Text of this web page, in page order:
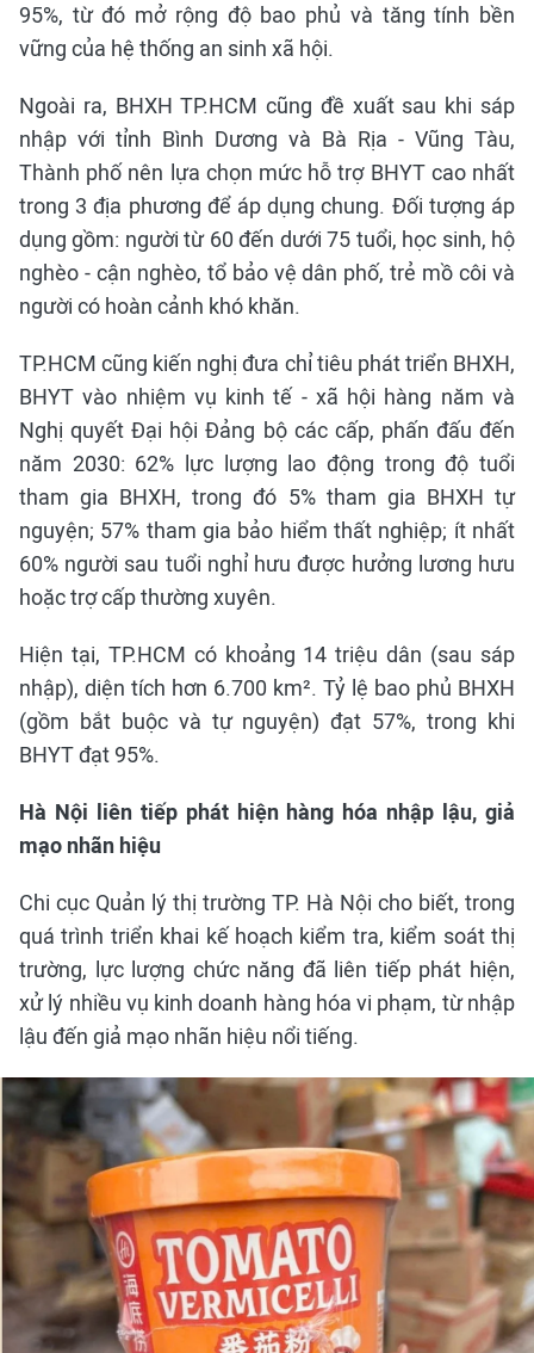
95%, từ đó mở rộng độ bao phủ và tăng tính bền
vững của hệ thống an sinh xã hội.
Ngoài ra, BHXH TP.HCM cũng đề xuất sau khi sáp
nhập với tỉnh Bình Dương và Bà Rịa - Vũng Tàu,
Thành phố nên lựa chọn mức hỗ trợ BHYT cao nhất
trong 3 địa phương để áp dụng chung. Đối tượng áp
dụng gồm: người từ 60 đến dưới 75 tuổi, học sinh, hộ
nghèo - cận nghèo, tổ bảo vệ dân phố, trẻ mồ côi và
người có hoàn cảnh khó khăn.
TP.HCM cũng kiến nghị đưa chỉ tiêu phát triển BHXH,
BHYT vào nhiệm vụ kinh tế - xã hội hàng năm và
Nghị quyết Đại hội Đảng bộ các cấp, phấn đấu đến
năm 2030: 62% lực lượng lao động trong độ tuổi
tham gia BHXH, trong đó 5% tham gia BHXH tự
nguyện; 57% tham gia bảo hiểm thất nghiệp; ít nhất
60% người sau tuổi nghỉ hưu được hưởng lương hưu
hoặc trợ cấp thường xuyên.
Hiện tại, TP.HCM có khoảng 14 triệu dân (sau sáp
nhập), diện tích hơn 6.700 km². Tỷ lệ bao phủ BHXH
(gồm bắt buộc và tự nguyện) đạt 57%, trong khi
BHYT đạt 95%.
Hà Nội liên tiếp phát hiện hàng hóa nhập lậu, giả
mạo nhãn hiệu
Chi cục Quản lý thị trường TP. Hà Nội cho biết, trong
quá trình triển khai kế hoạch kiểm tra, kiểm soát thị
trường, lực lượng chức năng đã liên tiếp phát hiện,
xử lý nhiều vụ kinh doanh hàng hóa vi phạm, từ nhập
lậu đến giả mạo nhãn hiệu nổi tiếng.